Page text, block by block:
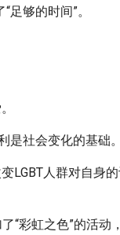
足够的时间”。
是社会变化的基础。
LGBT人群对自身
“彩虹之色”的活动